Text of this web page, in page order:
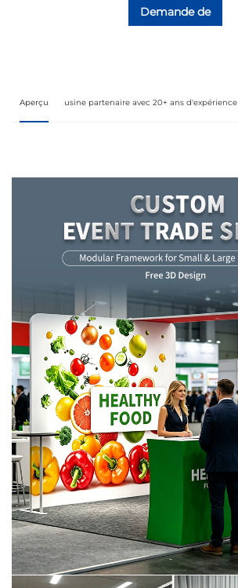
Demande de
Aperçu usine partenaire avec 20+ ans d'expérience